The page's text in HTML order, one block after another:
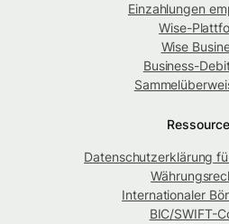
Einzahlungen
Wise-
Wise
Business-
Datenschutzerklärung
Internationaler
BIC/SWIFT-